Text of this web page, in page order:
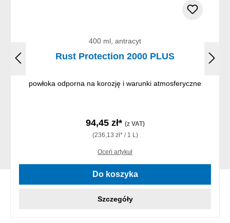
400 ml, antracyt
Rust Protection 2000 PLUS
powłoka odporna na korozję i warunki atmosferyczne
94,45 zł* (z VAT)
(236,13 zł* / 1 L)
Oceń artykuł
Do koszyka
Szczegóły